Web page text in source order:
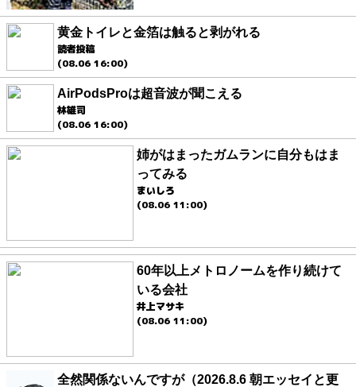
黄金トイレと金箔は触ると剥がれる
読者投稿
(08.06 16:00)
AirPodsProは超音波が聞こえる
林雄司
(08.06 16:00)
姉がはまったガムランに自分もはま
ってみる
まいしろ
(08.06 11:00)
60年以上メトロノームを作り続けて
いる会社
井上マサキ
(08.06 11:00)
全然関係ないんですが（2026.8.6 朝エッセイと更